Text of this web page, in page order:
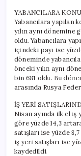
YABANCILARA
Yabancılara yapılan
yılın aynı dönemine
oldu. Yabancılara
içindeki payı ise
döneminde
önceki yılın aynı
bin 681 oldu. Bu
arasında Rusya
İŞ YERİ
Nisan ayında ilk el iş
göre yüzde 14,3
satışları ise yüzde
iş yeri satışları ise
kaydedildi.